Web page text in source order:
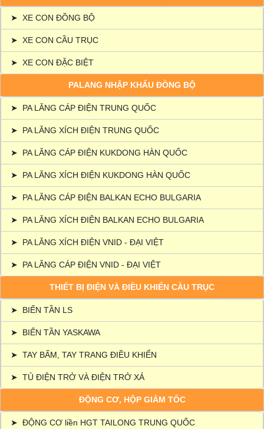
➤ XE CON ĐỒNG BỘ
➤ XE CON CẦU TRỤC
➤ XE CON ĐẶC BIỆT
PALANG NHẬP KHẨU ĐỒNG BỘ
➤ PA LĂNG CÁP ĐIỆN TRUNG QUỐC
➤ PA LĂNG XÍCH ĐIỆN TRUNG QUỐC
➤ PA LĂNG CÁP ĐIỆN KUKDONG HÀN QUỐC
➤ PA LĂNG XÍCH ĐIỆN KUKDONG HÀN QUỐC
➤ PA LĂNG CÁP ĐIỆN BALKAN ECHO BULGARIA
➤ PA LĂNG XÍCH ĐIỆN BALKAN ECHO BULGARIA
➤ PA LĂNG XÍCH ĐIỆN VNID - ĐẠI VIỆT
➤ PA LĂNG CÁP ĐIỆN VNID - ĐẠI VIỆT
THIẾT BỊ ĐIỆN VÀ ĐIỀU KHIỂN CẦU TRỤC
➤ BIẾN TẦN LS
➤ BIẾN TẦN YASKAWA
➤ TAY BẤM, TAY TRANG ĐIỀU KHIỂN
➤ TỦ ĐIỆN TRỞ VÀ ĐIỆN TRỞ XẢ
ĐỘNG CƠ, HỘP GIẢM TỐC
➤ ĐỘNG CƠ liền HGT TAILONG TRUNG QUỐC